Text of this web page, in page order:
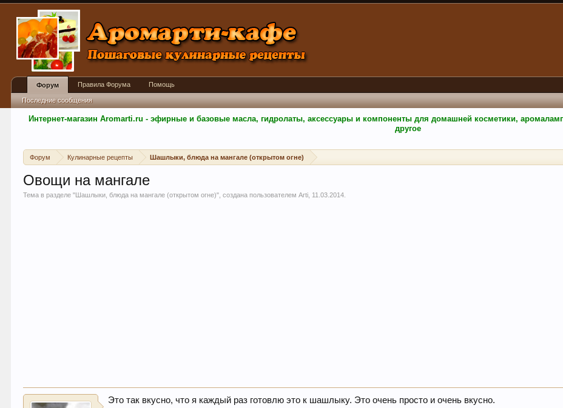
Интернет-магазин Aromarti.ru - эфирные и базовые масла, гидролаты, аксессуары и компоненты для домашней косметики,
другое
Форум Кулинарные рецепты Шашлыки, блюда на мангале (открытом огне)
Овощи на мангале
Тема в разделе "Шашлыки, блюда на мангале (открытом огне)", создана пользователемArti 11.03.2014
Это так вкусно, что я каждый раз готовлю это к шашлыку. Это очень просто и очень вкусно.
Форум
Последние сообщения
Правила Форума Помощь